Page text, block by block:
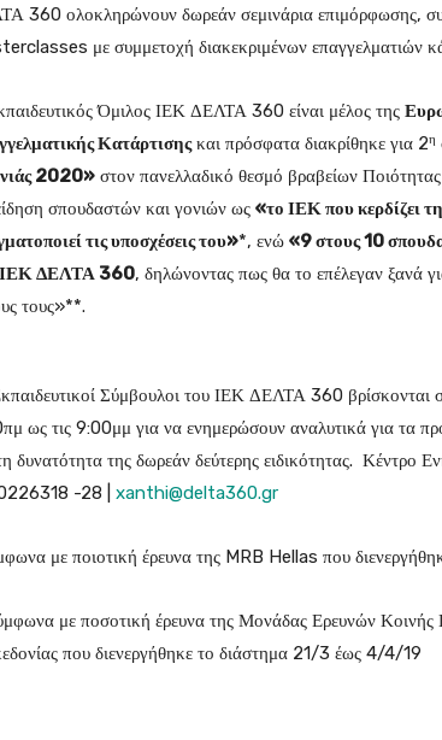
360 ολοκληρώνουν δωρεάν σεμινάρια επιμόρφωσης,
με συμμετοχή διακεκριμένων επαγγελματιών
Όμιλος ΙΕΚ ΔΕΛΤΑ 360 είναι μέλος της
Κατάρτισηςκαι πρόσφατα διακρίθηκε για 2η
2020» στον πανελλαδικό θεσμό βραβείων
σπουδαστών και γονιών ως «το ΙΕΚ που κερδίζει
τις υποσχέσεις του»*, ενώ «9 στους 10
ΙΕΚ ΔΕΛΤΑ 360, δηλώνοντας πως θα το επέλεγαν ξανά
τους»**.
Σύμβουλοι του ΙΕΚ ΔΕΛΤΑ 360 βρίσκονται
ως τις 9:00μμ για να ενημερώσουν αναλυτικά για τα
δυνατότητα της δωρεάν δεύτερης ειδικότητας.
-28 | xanthi@delta360.gr
με ποιοτική έρευνα της MRB Hellas που
με ποσοτική έρευνα της Μονάδας Ερευνών
που διενεργήθηκε το διάστημα 21/3 έως 4/4/19